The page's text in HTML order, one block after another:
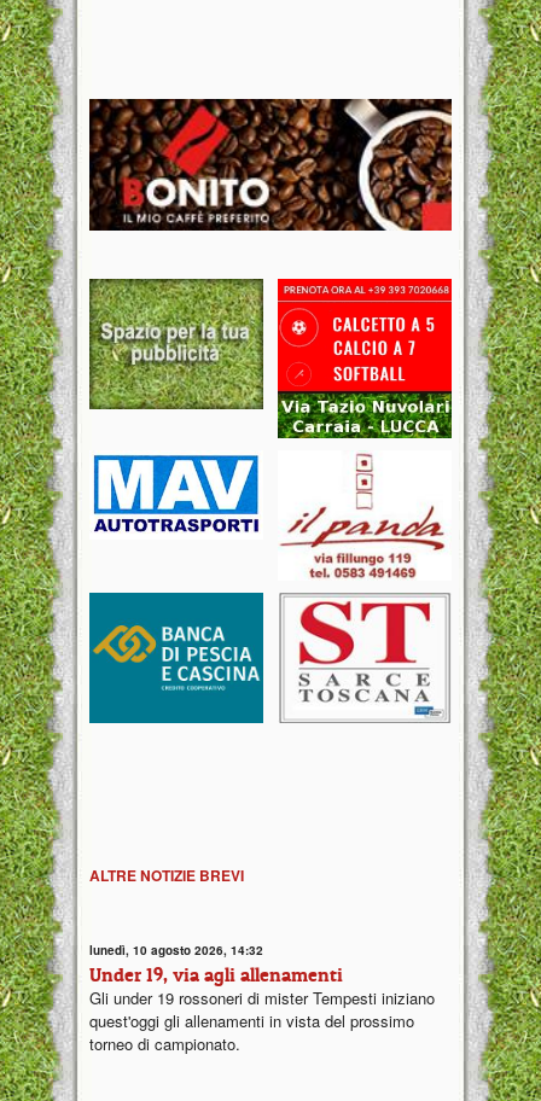
ALTRE NOTIZIE BREVI
lunedì, 10 agosto 2026, 14:32
Under 19, via agli allenamenti
Gli under 19 rossoneri di mister Tempesti iniziano
quest'oggi gli allenamenti in vista del prossimo
torneo di campionato.